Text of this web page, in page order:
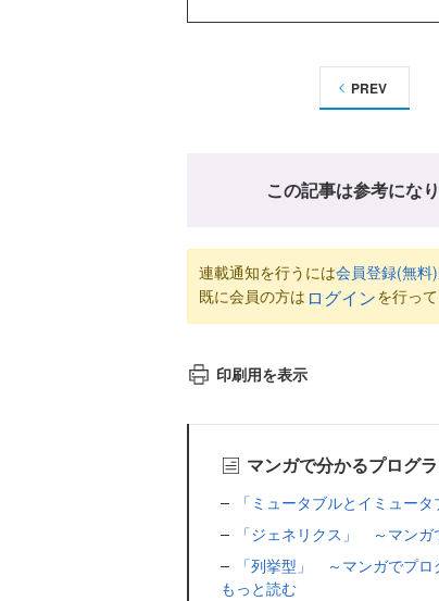
PREV
この記事は参考にな
連載通知を行うには会員登録(無料)
既に会員の方は ログインを行って
印刷用を表示
マンガで分かるプログ
「ミュータブルとイミュー
「ジェネリクス」 ～マン
「列挙型」 ～マンガでプ
もっと読む